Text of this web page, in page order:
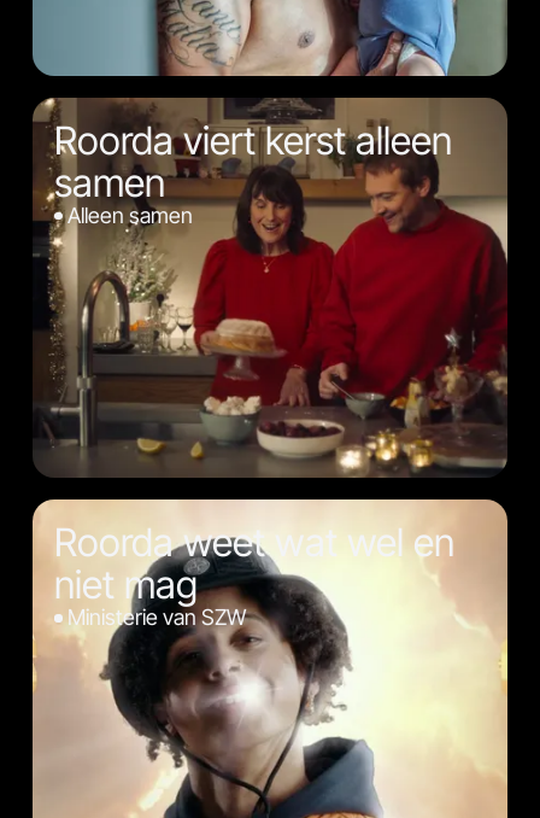
Roorda viert kerst alleen
samen
Alleen samen
Roorda weet wat wel en
niet mag
Ministerie van SZW